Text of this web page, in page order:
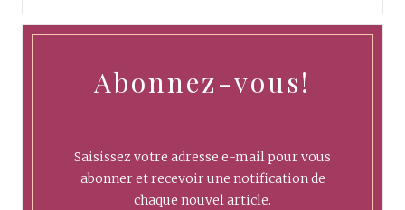
Abonnez-vous!
Saisissez votre adresse e-mail pour vous
abonner et recevoir une notification de
chaque nouvel article.